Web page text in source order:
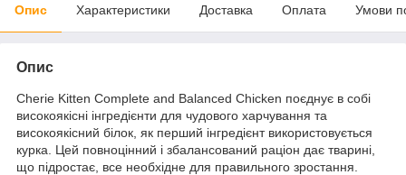
Опис Характеристики Доставка Оплата Умови
Опис
Cherie Kitten Complete and Balanced Chicken поєднує в собі
високоякісні інгредієнти для чудового харчування та
високоякісний білок, як перший інгредієнт використовується
курка. Цей повноцінний і збалансований раціон дає тварині,
що підростає, все необхідне для правильного зростання.